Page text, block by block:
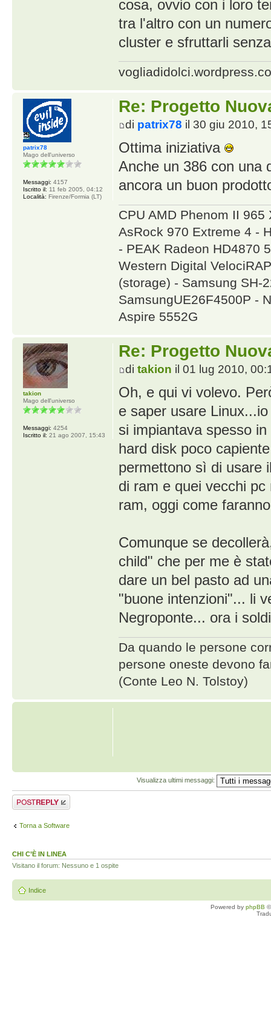
cosa, ovvio con i loro
tra l'altro con un
cluster e sfruttarli
Re: Progetto
di patrix78 il 30 giu 2010,
Ottima iniziativa
Anche un 386 con una
ancora un buon
CPU AMD Phenom II
AsRock 970 Extreme 4 -
- PEAK Radeon HD4870
Western Digital
(storage) - Samsung SH-
SamsungUE26F4500P -
Aspire 5552G
patrix78
Mago dell'universo
Messaggi: 4157
Iscritto il: 11 feb 2005, 04:12
Località: Firenze/Formia (LT)
Re: Progetto
di takion il 01 lug 2010,
Oh, e qui vi volevo.
e saper usare
si impiantava spesso
hard disk poco
permettono sì di usare
di ram e quei vecchi
ram, oggi come
Comunque se
child" che per me è
dare un bel pasto ad
"buone intenzioni"... li
Negroponte... ora i
Da quando le persone
persone oneste devono
(Conte Leo N. Tolstoy)
takion
Mago dell'universo
Messaggi: 4254
Iscritto il: 21 ago 2007, 15:43
Visualizza ultimi messaggi:
Rispondi al
messaggio
Torna a Software
CHI C’È IN LINEA
Visitano il forum: Nessuno e 1 ospite
Indice
Powered by phpBB